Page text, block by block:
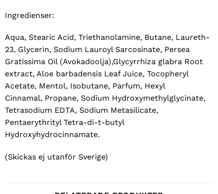
Ingredienser:
Aqua, Stearic Acid, Triethanolamine, Butane, Laureth-
23, Glycerin, Sodium Lauroyl Sarcosinate, Persea
Gratissima Oil (Avokadoolja),Glycyrrhiza glabra Root
extract, Aloe barbadensis Leaf Juice, Tocopheryl
Acetate, Mentol, Isobutane, Parfum, Hexyl
Cinnamal, Propane, Sodium Hydroxymethylglycinate,
Tetrasodium EDTA, Sodium Metasilicate,
Pentaerythrityl Tetra-di-t-butyl
Hydroxyhydrocinnamate.
(Skickas ej utanför Sverige)